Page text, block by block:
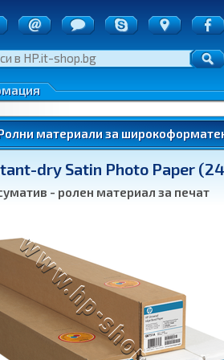
Последна
на пратките
по ОП ИК
материали за
dry Satin Photo Paper
- ролен материал за печат